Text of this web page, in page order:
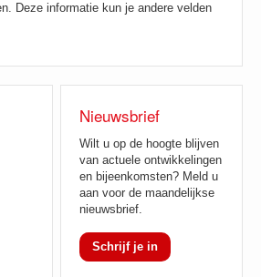
Deze informatie kun je andere velden
Nieuwsbrief
Wilt u op de hoogte blijven
van actuele ontwikkelingen
en bijeenkomsten? Meld u
aan voor de maandelijkse
nieuwsbrief.
Schrijf je in